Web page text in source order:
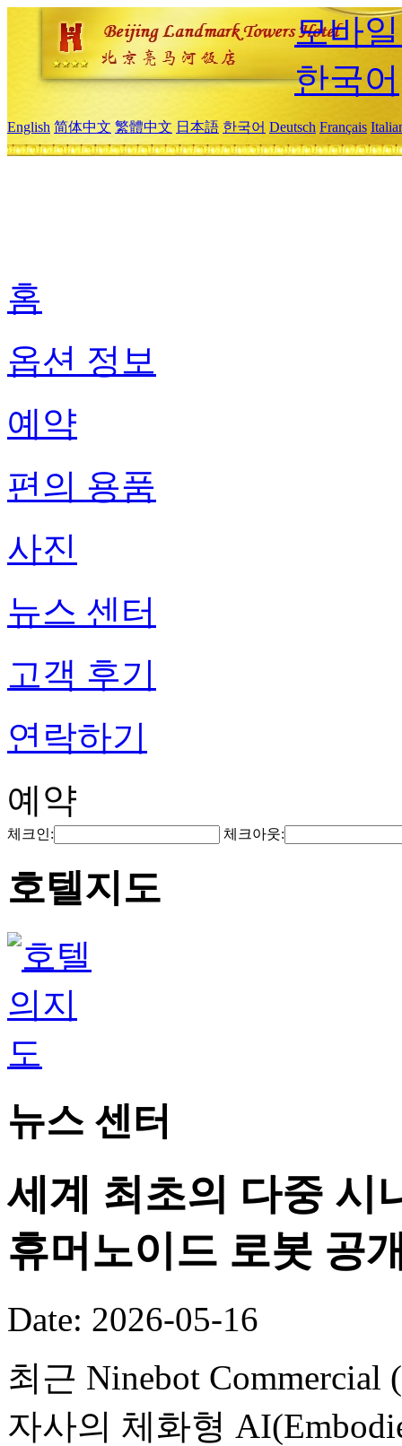
모바
한국어
English 简体中文 繁體中文 日本語 한국어 Deutsch Français
홈
옵션 정보
예약
편의 용품
사진
뉴스 센터
고객 후기
연락하기
예약
체크인: 체크아웃:
호텔지도
뉴스 센터
세계 최초의 다중 시
휴머노이드 로봇 공
Date: 2026-05-16
최근 Ninebot Commercial
자사의 체화형